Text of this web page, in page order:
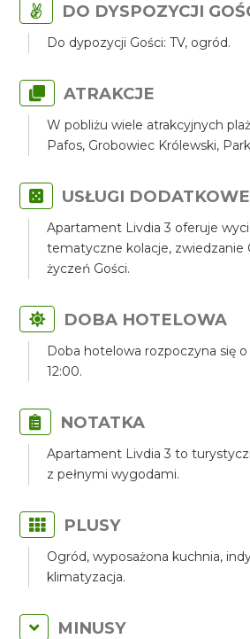
DO DYSPOZYCJI
Do dypozycji Gości: TV, ogród.
ATRAKCJE
W pobliżu wiele atrakcyjnych
Pafos, Grobowiec Królewski,
USŁUGI DODATKOWE
Apartament Livdia 3 oferuje
tematyczne kolacje, zwiedzanie
życzeń Gości.
DOBA HOTELOWA
Doba hotelowa rozpoczyna się
12:00.
NOTATKA
Apartament Livdia 3 to
z pełnymi wygodami.
PLUSY
Ogród, wyposażona kuchnia,
klimatyzacja.
MINUSY